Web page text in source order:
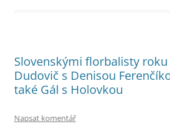
Slovenskými florbalisty
Dudovič s Denisou
také Gál s Holovkou
Napsat komentář